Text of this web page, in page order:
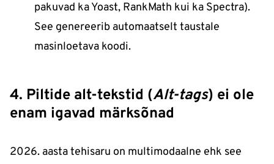
pakuvad ka Yoast, RankMath kui ka Spectra).
See genereerib automaatselt taustale
masinloetava koodi.
4. Piltide alt-tekstid (Alt-tags) ei ole
enam igavad märksõnad
2026. aasta tehisaru on multimodaalne ehk see